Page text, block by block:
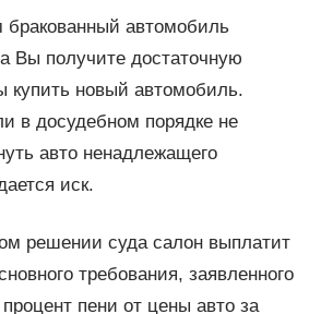
автомобиль
Вы получите достаточную
купить новый автомобиль.
в досудебном порядке не
авто ненадлежащего
иск.
решении суда салон выплатит
требования, заявленного
пени от цены авто за